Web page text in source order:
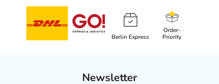
Berlin Express
Order-
Priority
Newsletter